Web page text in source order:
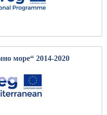
море“ 2014-2020